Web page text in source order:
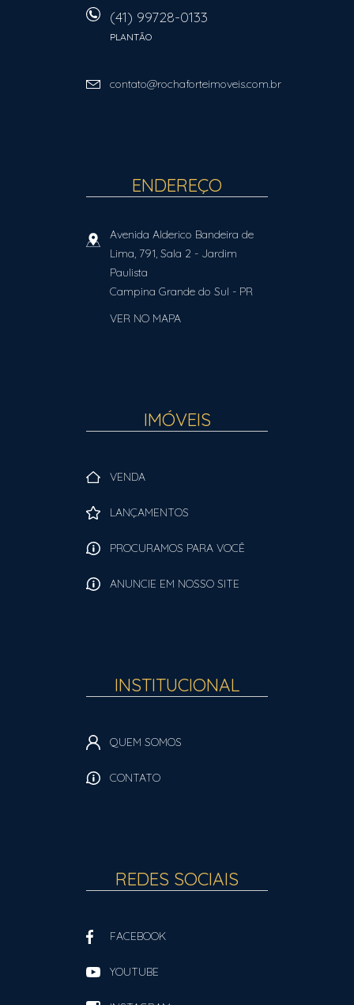
(41) 99728-0133
PLANTÃO
contato@rochaforteimoveis.com.br
ENDEREÇO
Avenida Alderico Bandeira de
Lima, 791, Sala 2 - Jardim
Paulista
Campina Grande do Sul - PR
VER NO MAPA
IMÓVEIS
VENDA
LANÇAMENTOS
PROCURAMOS PARA VOCÊ
ANUNCIE EM NOSSO SITE
INSTITUCIONAL
QUEM SOMOS
CONTATO
REDES SOCIAIS
FACEBOOK
YOUTUBE